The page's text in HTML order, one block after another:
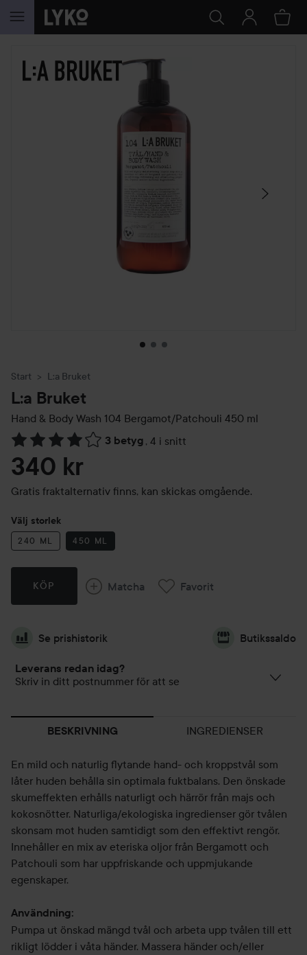
HOPPA TILL INNEHÅLLET
HOPPA ÖVER SEKTIONEN
Start L:a Bruket
L:a Bruket
Hand & Body Wash 104 Bergamot/Patchouli 450 ml
3 betyg , 4 i snitt
Hoppa till Betyg & kommentarer
340 kr
Gratis fraktalternativ finns, kan skickas omgående.
Välj storlek
240 ML 450 ML
KÖP Matcha Favorit
Se prishistorik Butikssaldo
Leverans redan idag?
Skriv in ditt postnummer för att se
BESKRIVNING INGREDIENSER
En mild och naturlig flytande hand- och kroppstvål som
låter huden behålla sin optimala fuktbalans. Den önskade
skumeffekten erhålls naturligt och härrör från majs och
kokosnötter. Naturliga/ekologiska ingredienser gör tvålen
skonsam mot huden samtidigt som den effektivt rengör.
Innehåller en mix av eteriska oljor från Bergamott och
Patchouli som har uppfriskande och uppmjukande
egenskaper.
Användning:
Pumpa ut önskad mängd tvål och arbeta upp tvålen till ett
rikligt lödder i våta händer. Massera händer och/eller